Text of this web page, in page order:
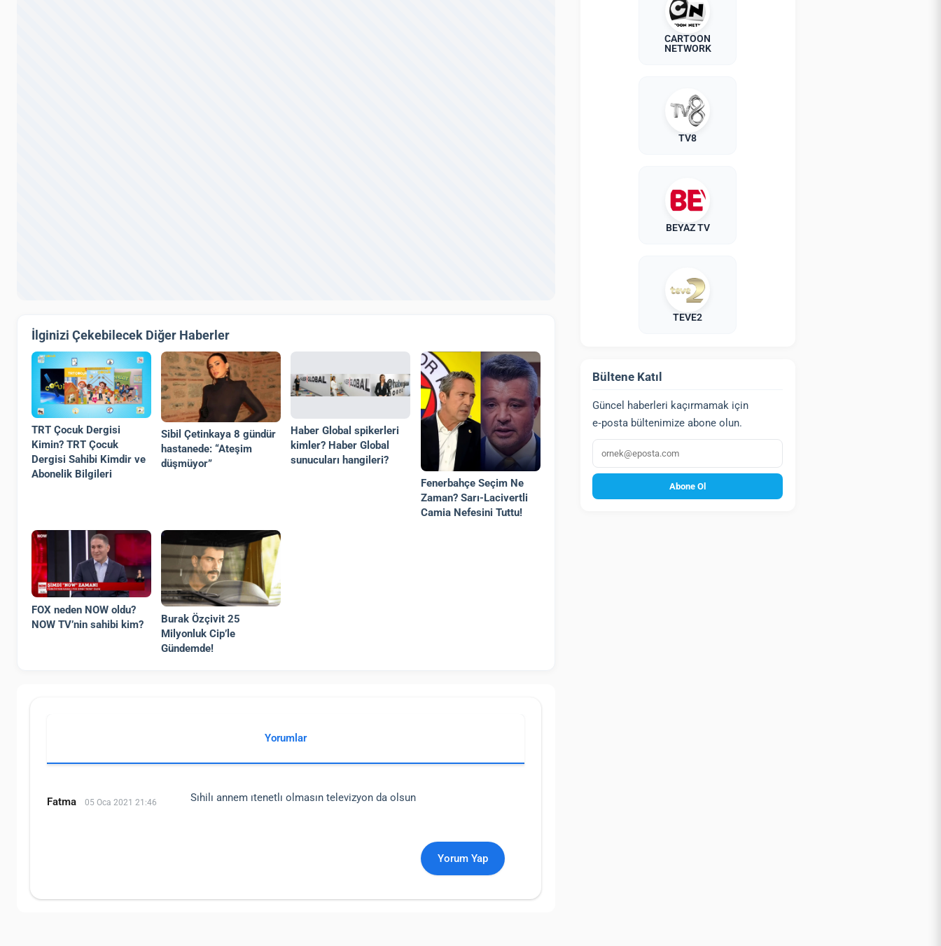
İlginizi Çekebilecek Diğer Haberler
TRT Çocuk Dergisi
Kimin? TRT Çocuk
Dergisi Sahibi Kimdir ve
Abonelik Bilgileri
Sibil Çetinkaya 8 gündür
hastanede: “Ateşim
düşmüyor”
Haber Global spikerleri
kimler? Haber Global
sunucuları hangileri?
Fenerbahçe Seçim Ne
Zaman? Sarı-Lacivertli
Camia Nefesini Tuttu!
FOX neden NOW oldu?
NOW TV’nin sahibi kim?
Burak Özçivit 25
Milyonluk Cip’le
Gündemde!
Yorumlar
Fatma 05 Oca 2021 21:46 Sıhilı annem ıtenetlı olmasın televizyon da olsun
Yorum Yap
CARTOON
NETWORK
TV8
BEYAZ TV
TEVE2
Bültene Katıl
Güncel haberleri kaçırmamak için
e‑posta bültenimize abone olun.
E‑posta
Abone Ol